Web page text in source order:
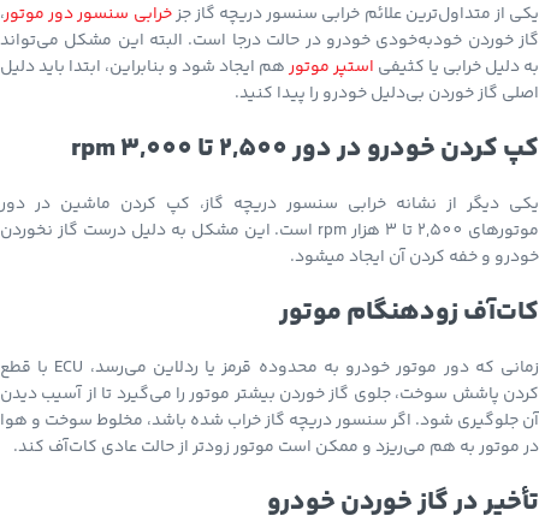
یکی از متداول‌ترین علائم خرابی سنسور دریچه گاز جزخرابی سنسور دور موتور،
گاز خوردن خودبه‌خودی خودرو در حالت درجا است. البته این مشکل می‌تواند
به دلیل خرابی یا کثیفی استپر موتورهم ایجاد شود و بنابراین، ابتدا باید دلیل
اصلی گاز خوردن بی‌دلیل خودرو را پیدا کنید.
کپ کردن خودرو در دور 2,500 تا 3,000 rpm
یکی دیگر از نشانه خرابی سنسور دریچه گاز، کپ کردن ماشین در دور
موتورهای 2,500 تا 3 هزار rpm است. این مشکل به دلیل درست گاز نخوردن
خودرو و خفه کردن آن ایجاد میشود.
کات‌آف زودهنگام موتور
زمانی که دور موتور خودرو به محدوده قرمز یا ردلاین می‌رسد، ECU با قطع
کردن پاشش سوخت، جلوی گاز خوردن بیشتر موتور را می‌گیرد تا از آسیب دیدن
آن جلوگیری شود. اگر سنسور دریچه گاز خراب شده باشد، مخلوط سوخت و هوا
در موتور به هم می‌ریزد و ممکن است موتور زودتر از حالت عادی کات‌آف کند.
تأخیر در گاز خوردن خودرو